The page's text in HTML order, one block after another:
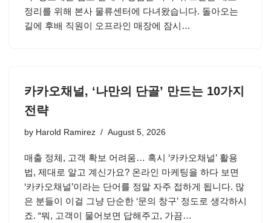
정리를 위해 본사 물류센터에 다녀왔습니다. 돌아오는
길에 후배 직원이 오프라인 매장에 잠시…
카카오채널, ‘나만의 단골’ 만드는 10가지
전략
by Harold Ramirez August 5, 2026
매출 정체, 고객 확보 어려움… 혹시 ‘카카오채널’ 활용
법, 제대로 알고 계신가요? 온라인 마케팅을 하다 보면
‘카카오채널’이라는 단어를 정말 자주 접하게 됩니다. 많
은 분들이 이걸 그냥 단순한 ‘문의 창구’ 정도로 생각하시
죠. “뭐, 고객이 물어보면 답해주고, 가끔…